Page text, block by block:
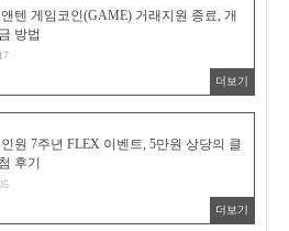
텐 게임코인(GAME) 거래지원 종료, 개
방법
더보기
원 7주년 FLEX 이벤트, 5만원 상당의 클
후기
더보기